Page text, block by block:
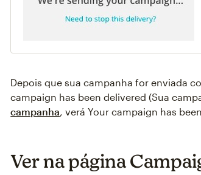
Depois que sua campanha for enviada
campaign has been delivered (Sua
campanha, verá Your campaign has
Ver na página